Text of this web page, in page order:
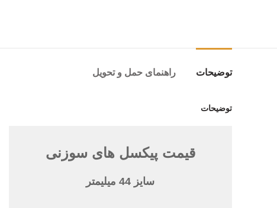
توضیحات راهنمای حمل و تحویل
توضیحات
قیمت پیکسل های سوزنی
سایز 44 میلیمتر